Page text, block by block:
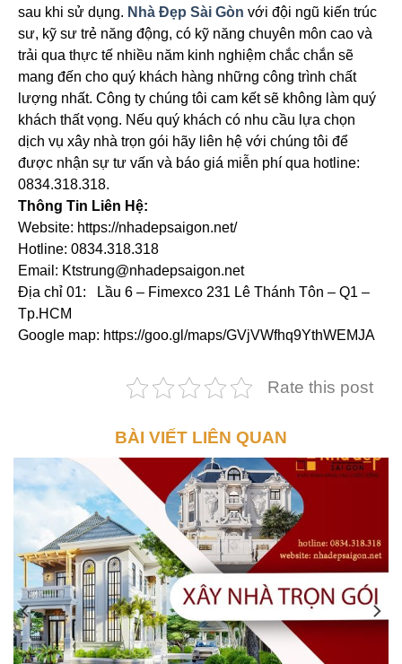
sau khi sử dụng. Nhà Đẹp Sài Gòn với đội ngũ kiến trúc
sư, kỹ sư trẻ năng động, có kỹ năng chuyên môn cao và
trải qua thực tế nhiều năm kinh nghiệm chắc chắn sẽ
mang đến cho quý khách hàng những công trình chất
lượng nhất. Công ty chúng tôi cam kết sẽ không làm quý
khách thất vọng. Nếu quý khách có nhu cầu lựa chọn
dịch vụ xây nhà trọn gói hãy liên hệ với chúng tôi để
được nhận sự tư vấn và báo giá miễn phí qua hotline:
0834.318.318.
Thông Tin Liên Hệ:
Website: https://nhadepsaigon.net/
Hotline: 0834.318.318
Email: Ktstrung@nhadepsaigon.net
Địa chỉ 01: Lầu 6 – Fimexco 231 Lê Thánh Tôn – Q1 –
Tp.HCM
Google map: https://goo.gl/maps/GVjVWfhq9YthWEMJA
Rate this post
BÀI VIẾT LIÊN QUAN